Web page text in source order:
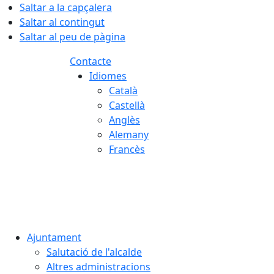
Saltar a la capçalera
Saltar al contingut
Saltar al peu de pàgina
Contacte
Idiomes
Català
Castellà
Anglès
Alemany
Francès
Ajuntament
Salutació de l'alcalde
Altres administracions